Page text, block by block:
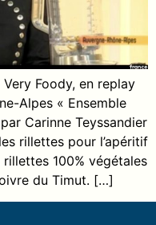
Foody, en replay
Alpes « Ensemble
Carinne Teyssandier
rillettes pour l’apéritif
100% végétales
du Timut. […]